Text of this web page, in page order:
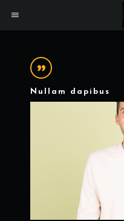
Nullam dapibus